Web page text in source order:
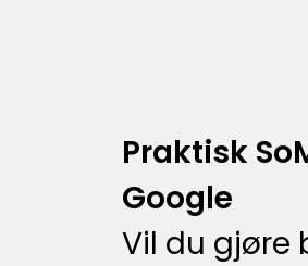
Praktisk
Google
Vil du gjøre